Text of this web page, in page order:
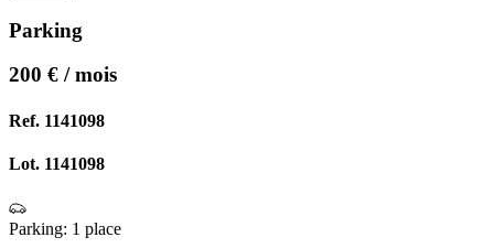
Parking
200 € / mois
Ref. 1141098
Lot. 1141098
Parking: 1 place